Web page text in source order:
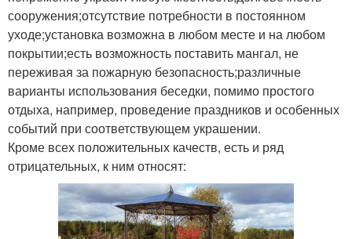
сооружения;отсутствие потребности в постоянном
уходе;установка возможна в любом месте и на любом
покрытии;есть возможность поставить мангал, не
переживая за пожарную безопасность;различные
варианты использования беседки, помимо простого
отдыха, например, проведение праздников и особенных
событий при соответствующем украшении.
Кроме всех положительных качеств, есть и ряд
отрицательных, к ним относят: